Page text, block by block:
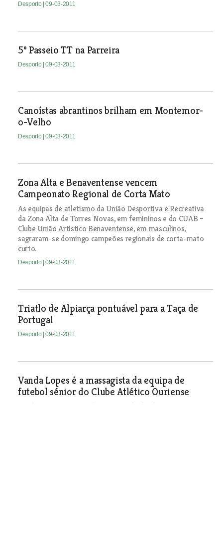
Desporto | 09-03-2011
5º Passeio TT na Parreira
Desporto | 09-03-2011
Canoístas abrantinos brilham em Montemor-
o-Velho
Desporto | 09-03-2011
Zona Alta e Benaventense vencem
Campeonato Regional de Corta Mato
As equipas de atletismo da União Desportiva e Recreativa
da Zona Alta de Torres Novas, em femininos e do CUAB –
Clube União Artístico Benaventense, em masculinos,
sagraram-se domingo campeões regionais de corta-mato
curto.
Desporto | 09-03-2011
Triatlo de Alpiarça pontuável para a Taça de
Portugal
Desporto | 09-03-2011
Vanda Lopes é a massagista da equipa de
futebol sénior do Clube Atlético Ouriense
Vanda Lopes é uma mulher no mundo dos homens, é